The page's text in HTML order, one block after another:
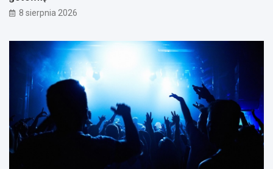
8 sierpnia 2026